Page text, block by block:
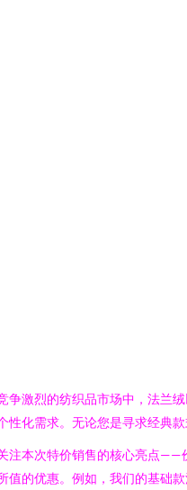
争激烈的纺织品市场中，法兰
性化需求。无论您是寻求经典
注本次特价销售的核心亮点——
值的优惠。例如，我们的基础